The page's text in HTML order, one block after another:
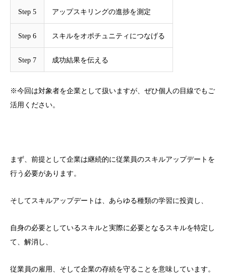
Step 5 アップスキリングの進捗を測定
Step 6 スキルをオポチュニティにつなげる
Step 7 成功結果を伝える
※今回は対象者を企業として扱いますが、ぜひ個人の目線でもご
活用ください。
まず、前提として企業は継続的に従業員のスキルアップデートを
行う必要があります。
そしてスキルアップデートは、あらゆる種類の学習に投資し、
自身の必要としているスキルと実際に必要となるスキルを特定し
て、解消し、
従業員の雇用、そして企業の存続を守ることを意味しています。